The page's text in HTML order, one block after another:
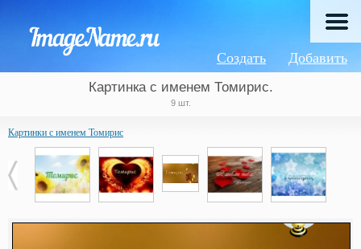
Добавить
Создать
Картинка с именем Томирис.
9 шт.
Картинки с именем Томирис